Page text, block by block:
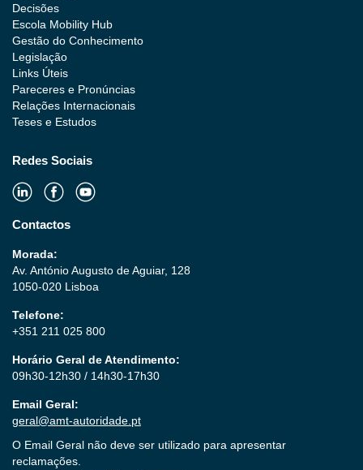
Decisões
Escola Mobility Hub
Gestão do Conhecimento
Legislação
Links Úteis
Pareceres e Pronúncias
Relações Internacionais
Teses e Estudos
Redes Sociais
Contactos
Morada:
Av. António Augusto de Aguiar, 128
1050-020 Lisboa
Telefone:
+351 211 025 800
Horário Geral de Atendimento:
09h30-12h30 / 14h30-17h30
Email Geral:
geral@amt-autoridade.pt
O Email Geral não deve ser utilizado para apresentar
reclamações.